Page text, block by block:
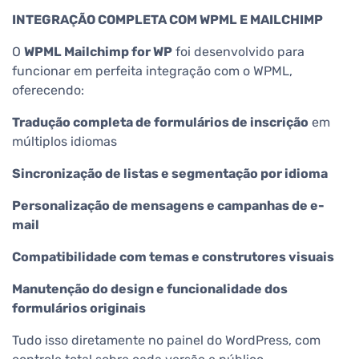
INTEGRAÇÃO COMPLETA COM WPML E MAILCHIMP
O WPML Mailchimp for WP foi desenvolvido para
funcionar em perfeita integração com o WPML,
oferecendo:
Tradução completa de formulários de inscrição em
múltiplos idiomas
Sincronização de listas e segmentação por idioma
Personalização de mensagens e campanhas de e-
mail
Compatibilidade com temas e construtores visuais
Manutenção do design e funcionalidade dos
formulários originais
Tudo isso diretamente no painel do WordPress, com